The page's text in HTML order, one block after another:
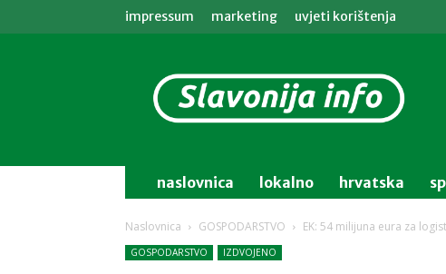
impressum marketing uvjeti korištenja
info
naslovnica lokalno hrvatska
Naslovnica GOSPODARSTVO EK: 54 milijuna eura za
GOSPODARSTVO IZDVOJENO